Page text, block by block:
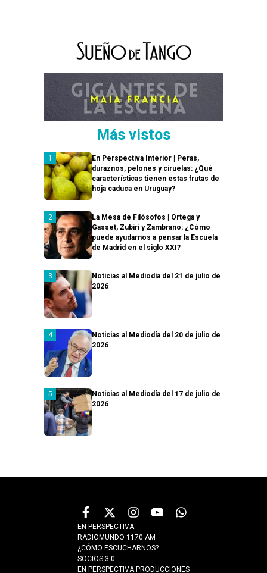
Más vistos
En Perspectiva Interior | Peras,
duraznos, pelones y ciruelas: ¿Qué
características tienen estas frutas de
hoja caduca en Uruguay?
La Mesa de Filósofos | Ortega y
Gasset, Zubiri y Zambrano: ¿Cómo
puede ayudarnos a pensar la Escuela
de Madrid en el siglo XXI?
Noticias al Mediodía del 21 de julio de
2026
Noticias al Mediodía del 20 de julio de
2026
Noticias al Mediodía del 17 de julio de
2026
EN PERSPECTIVA
RADIOMUNDO 1170 AM
¿CÓMO ESCUCHARNOS?
SOCIOS 3.0
EN PERSPECTIVA PRODUCCIONES